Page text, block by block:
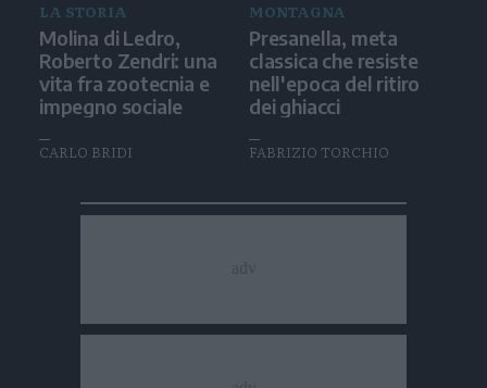
LA STORIA
Molina di Ledro,
Roberto Zendri: una
vita fra zootecnia e
impegno sociale
CARLO BRIDI
MONTAGNA
Presanella, meta
classica che resiste
nell'epoca del ritiro
dei ghiacci
FABRIZIO TORCHIO